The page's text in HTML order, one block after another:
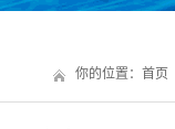
你的位置： 首页